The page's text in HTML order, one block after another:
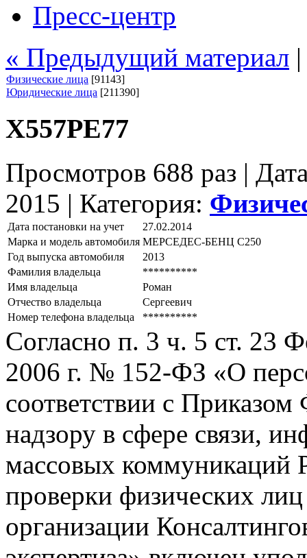
Пресс-центр
« Предыдущий материал
Физические лица [91143]
Юридические лица [211390]
Х557РЕ77
Просмотров 688 раз |
2015 | Категория:
Дата постановки на учет
27.02.2014
Марка и модель автомобиля МЕРСЕДЕС-БЕНЦ С250
Год выпуска автомобиля
2013
Фамилия владельца
**********
Имя владельца
Роман
Отчество владельца
Сергеевич
Номер телефона владельца
**********
Согласно п. 3 ч. 5 ст. 23
2006 г. № 152-ФЗ «О
соответствии с
надзору в сфере связи,
массовых коммуникаций
проверки физических
организации